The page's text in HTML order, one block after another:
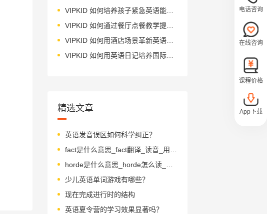
VIPKID 如何培养孩子紧急英语能力？
VIPKID 如何通过餐厅点餐教学提升少儿英语应用能力？
VIPKID 如何用酒店场景革新英语教学？
VIPKID 如何用英语日记培养国际化人才？
精选文章
英语发音误区如何科学纠正？
少儿英语单词游戏有哪些？
现在完成进行时的结构
英语夏令营的学习效果显著吗？
电话咨询
在线咨询
课程价格
App下载